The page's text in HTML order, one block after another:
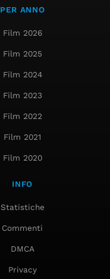
PER ANNO
Film 2026
Film 2025
Film 2024
Film 2023
Film 2022
Film 2021
Film 2020
INFO
Statistiche
Commenti
DMCA
Privacy